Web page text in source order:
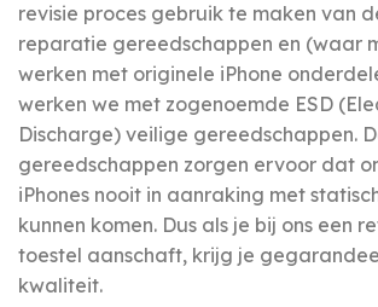
revisie proces gebruik te maken van
reparatie gereedschappen en (waar
werken met originele iPhone
werken we met zogenoemde ESD
Discharge) veilige gereedschappen.
gereedschappen zorgen ervoor dat
iPhones nooit in aanraking met
kunnen komen. Dus als je bij ons een
toestel aanschaft, krijg je
kwaliteit.